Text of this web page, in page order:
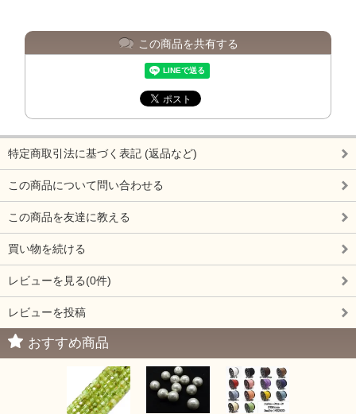
この商品を共有する
特定商取引法に基づく表記 (返品など)
この商品について問い合わせる
この商品を友達に教える
買い物を続ける
レビューを見る(0件)
レビューを投稿
おすすめ商品